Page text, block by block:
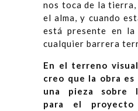
nos toca de la tierra,
el alma, y cuando
está presente en
cualquier barrera
En el terreno
creo que la obra es
una pieza sobre
para el